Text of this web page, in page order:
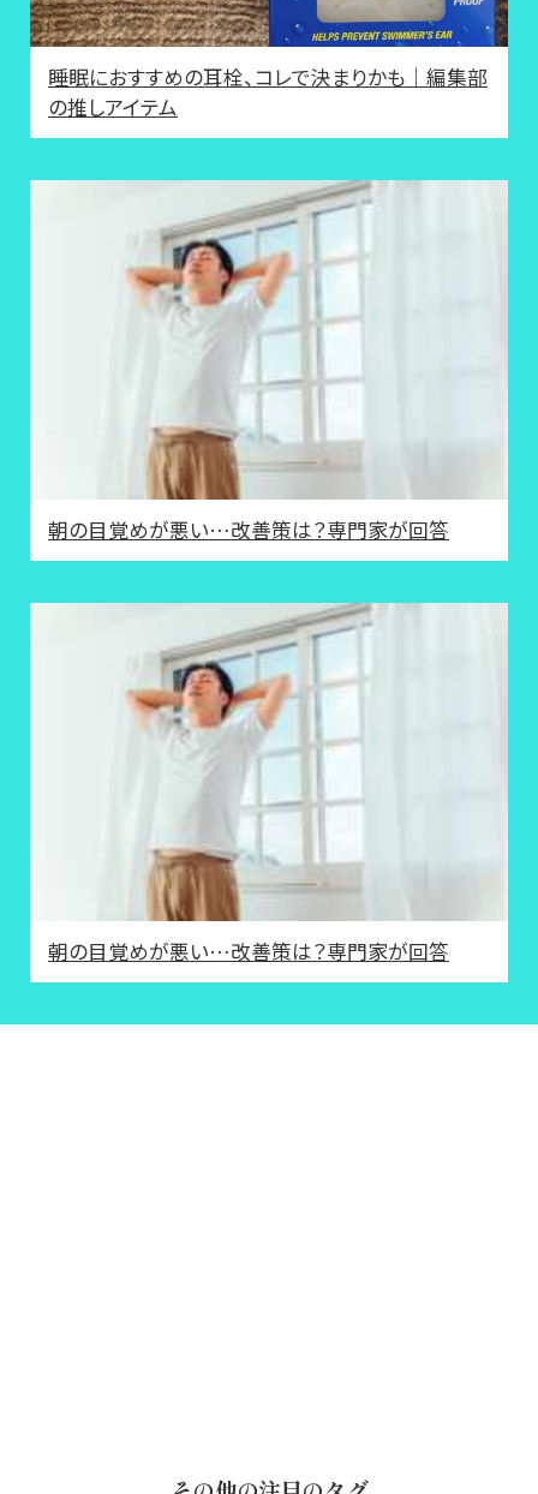
睡眠におすすめの耳栓、コレで決まりかも｜編集部
の推しアイテム
朝の目覚めが悪い…改善策は？専門家が回答
朝の目覚めが悪い…改善策は？専門家が回答